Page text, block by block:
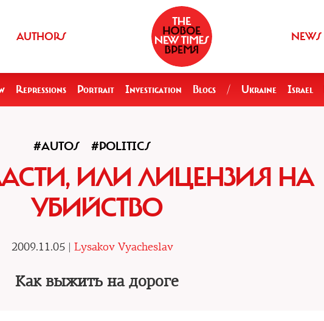
AUTHORS NEWS
Repressions Portrait Investigation Blogs / Ukraine Israel
#AUTOS #POLITICS
ИЛИ ЛИЦЕНЗИЯ НА
УБИЙСТВО
2009.11.05 | Lysakov Vyacheslav
Как выжить на дороге